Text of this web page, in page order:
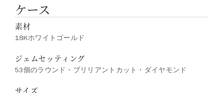
ケース
素材
18Kホワイトゴールド
ジェムセッティング
53個のラウンド・ブリリアントカット・ダイヤモンド
サイズ